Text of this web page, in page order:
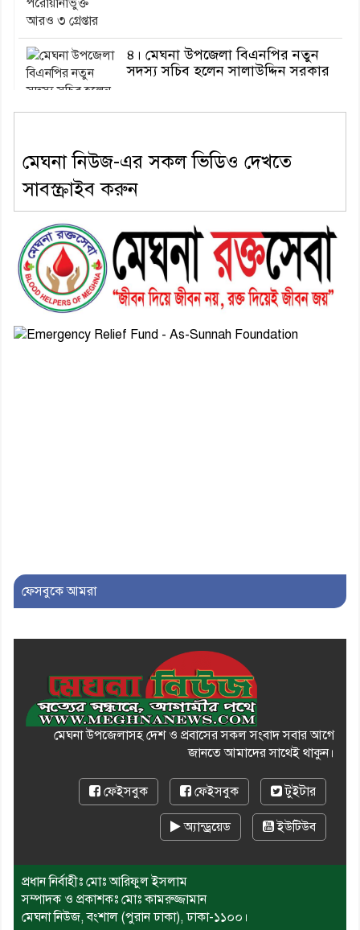
৪। মেঘনা উপজেলা বিএনপির নতুন
সদস্য সচিব হলেন সালাউদ্দিন সরকার
পেলেন দাউদকান্দি মডেল থানার
এএসআই সজল
৬। দাউদকান্দিতে উপজেলা আইন-
শৃঙ্খলা কমিটির মাসিক সভা অনুষ্ঠিত
৭। দাউদকান্দিতে মুচি সম্প্রদায়ের
মেঘনা নিউজ-এর সকল ভিডিও দেখতে
সাবস্ক্রাইব করুন
ফেসবুকে আমরা
মেঘনা উপজেলাসহ দেশ ও প্রবাসের সকল সংবাদ সবার আগে
জানতে আমাদের সাথেই থাকুন।
ফেইসবুক ফেইসবুক টুইটার
অ্যান্ড্রয়েড ইউটিউব
প্রধান নির্বাহীঃ মোঃ আরিফুল ইসলাম
সম্পাদক ও প্রকাশকঃ মোঃ কামরুজ্জামান
মেঘনা নিউজ, বংশাল (পুরান ঢাকা), ঢাকা-১১০০।